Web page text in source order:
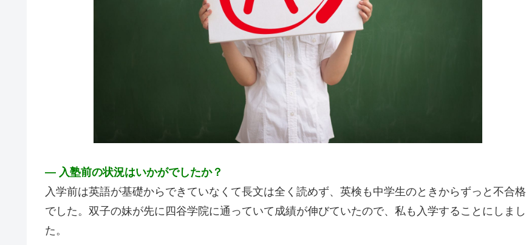
― 入塾前の状況はいかがでしたか？
入学前は英語が基礎からできていなくて長文は全く読めず、英検も中学生のときからずっと不合格
でした。双子の妹が先に四谷学院に通っていて成績が伸びていたので、私も入学することにしまし
た。